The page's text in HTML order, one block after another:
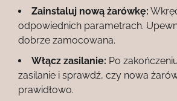
Zainstaluj nową żarówkę:
odpowiednich parametrach.
dobrze zamocowana.
Włącz zasilanie: Po
zasilanie i sprawdź, czy nowa
prawidłowo.